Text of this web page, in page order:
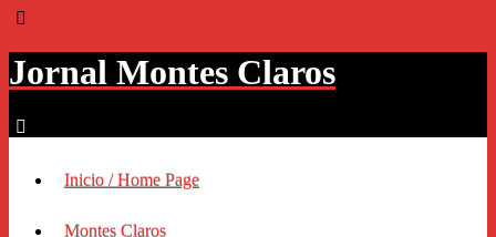
Jornal Montes Claros
Inicio / Home Page
Montes Claros